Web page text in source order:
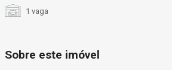
1 vaga
Sobre este imóvel